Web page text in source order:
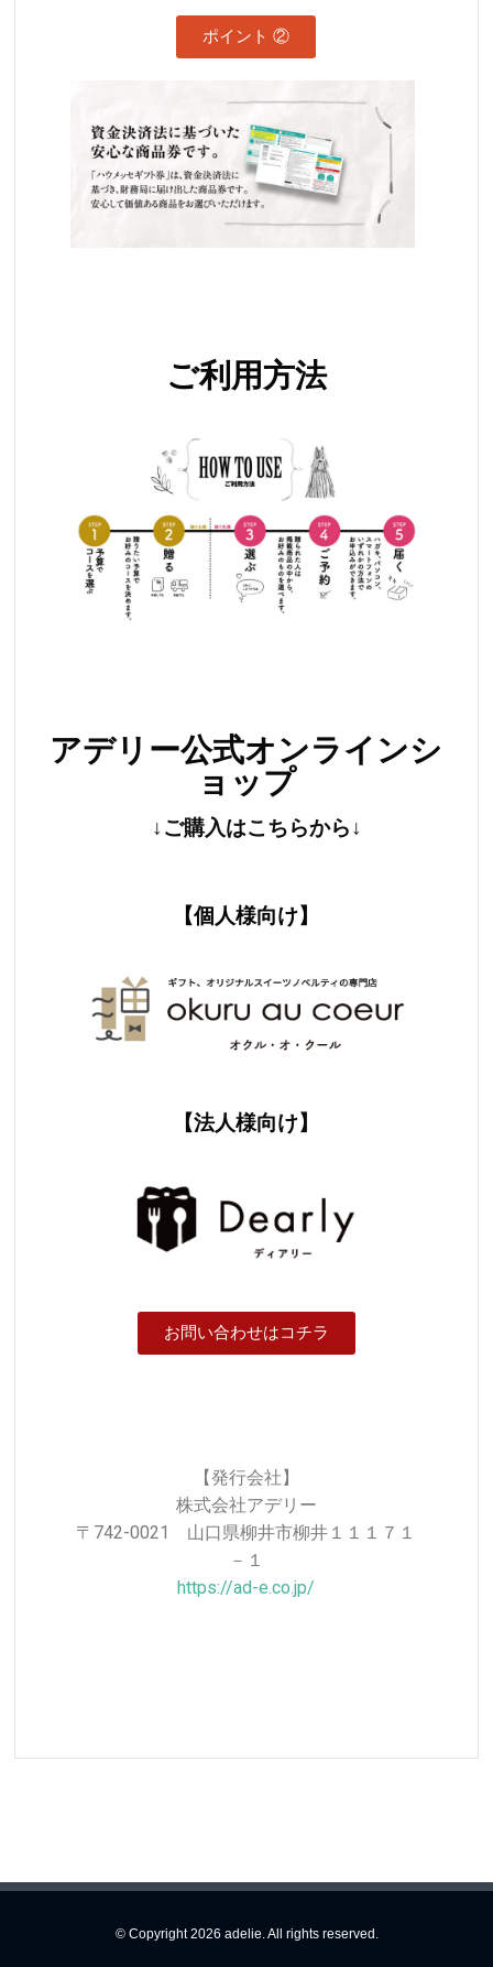
ポイント ②
ご利用方法
アデリー公式オンラインシ
ョップ
↓ご購入はこちらから↓
【個人様向け】
【法人様向け】
お問い合わせはコチラ
【発行会社】
株式会社アデリー
〒742-0021 山口県柳井市柳井１１１７１
－１
https://ad-e.co.jp/
© Copyright 2026 adelie. All rights reserved.